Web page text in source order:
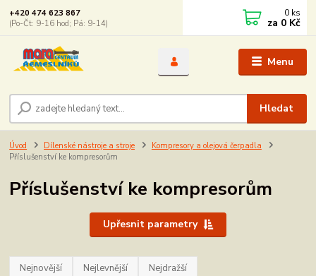
Menu
Hledat
+420 474 623 867
(Po-Čt: 9-16 hod; Pá: 9-14)
0 ks
za 0 Kč
Úvod Dílenské nástroje a stroje
Kompresory a olejová čerpadla
Příslušenství ke kompresorům
Příslušenství ke kompresorům
Upřesnit parametry
Nejnovější Nejlevnější Nejdražší